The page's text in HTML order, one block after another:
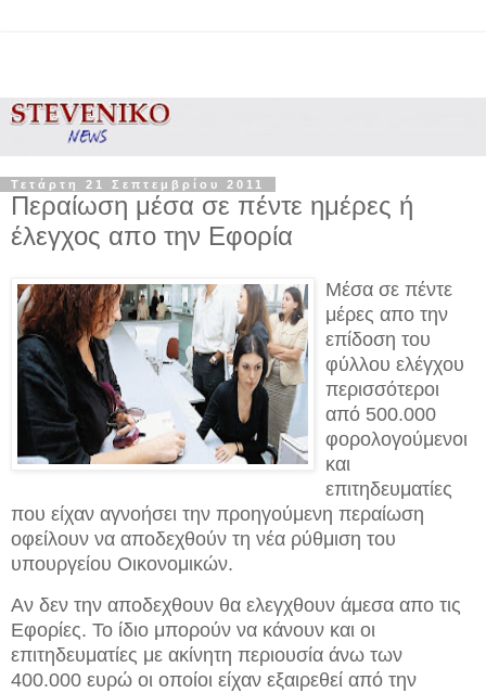
Τετάρτη 21 Σεπτεμβρίου 2011
Περαίωση μέσα σε πέντε ημέρες ή
έλεγχος απο την Εφορία
Μέσα σε πέντε
μέρες απο την
επίδοση του
φύλλου ελέγχου
περισσότεροι
από 500.000
φορολογούμενοι
και
επιτηδευματίες
που είχαν αγνοήσει την προηγούμενη περαίωση
οφείλουν να αποδεχθούν τη νέα ρύθμιση του
υπουργείου Οικονομικών.
Αν δεν την αποδεχθουν θα ελεγχθουν άμεσα απο τις
Εφορίες. Το ίδιο μπορούν να κάνουν και οι
επιτηδευματίες με ακίνητη περιουσία άνω των
400.000 ευρώ οι οποίοι είχαν εξαιρεθεί από την